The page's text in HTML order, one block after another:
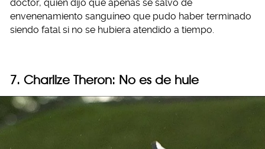
doctor, quien dijo que apenas se salvó de
envenenamiento sanguíneo que pudo haber terminado
siendo fatal si no se hubiera atendido a tiempo.
7. Charlize Theron: No es de hule